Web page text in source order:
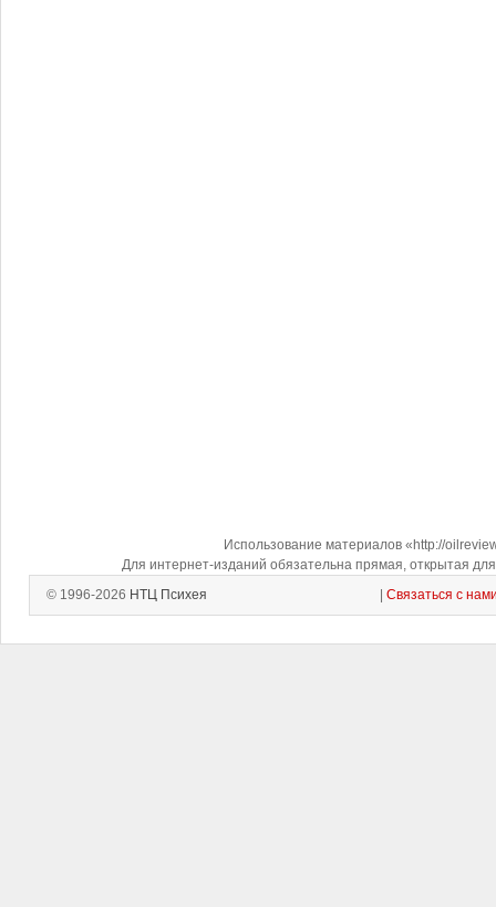
Использование материалов «http://
Для интернет-изданий обязательна прямая, открытая
© 1996-2026 НТЦ Психея Связаться с